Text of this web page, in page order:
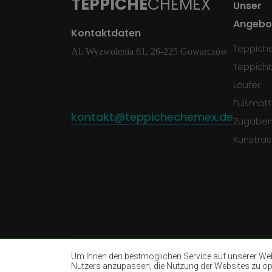
Um Ihnen den bestmöglichen Service auf unserer
Nutzers anzupassen, die Nutzung der Websites zu
Kontaktdaten
Al. Wyzwolenia 61, 26-225 Gowarczów
kontakt@teppichechemex.de
Unser
Läufer